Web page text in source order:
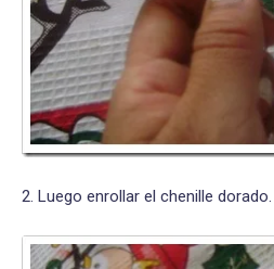
2. Luego enrollar el chenille dorado.